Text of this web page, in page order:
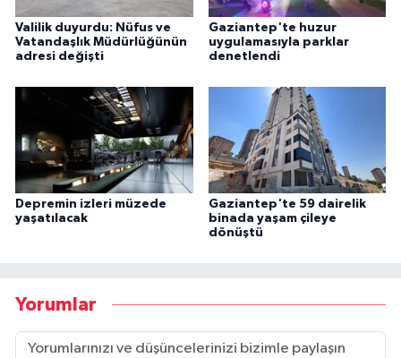
Valilik duyurdu: Nüfus ve
Vatandaşlık Müdürlüğünün
adresi değişti
Gaziantep'te huzur
uygulamasıyla parklar
denetlendi
Depremin izleri müzede
yaşatılacak
Gaziantep'te 59 dairelik
binada yaşam çileye
dönüştü
Yorumlar